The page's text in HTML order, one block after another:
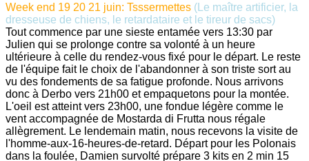
Week end 19 20 21 juin: Tsssermettes (Le maître artificier, la
dresseuse de chiens, le retardataire et le tireur de sacs)
Tout commence par une sieste entamée vers 13:30 par
Julien qui se prolonge contre sa volonté à un heure
ultérieure à celle du rendez-vous fixé pour le départ. Le reste
de l'équipe fait le choix de l'abandonner à son triste sort au
vu des fondements de sa fatigue profonde. Nous arrivons
donc à Derbo vers 21h00 et empaquetons pour la montée.
L'oeil est atteint vers 23h00, une fondue légère comme le
vent accompagnée de Mostarda di Frutta nous régale
allègrement. Le lendemain matin, nous recevons la visite de
l'homme-aux-16-heures-de-retard. Départ pour les Polonais
dans la foulée, Damien survolté prépare 3 kits en 2 min 15